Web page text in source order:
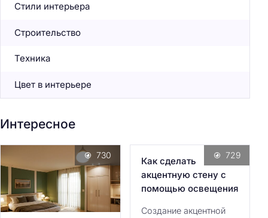
Стили интерьера
Строительство
Техника
Цвет в интерьере
Интересное
730
Как сделать
акцентную стену с
помощью освещения
Создание акцентной
729